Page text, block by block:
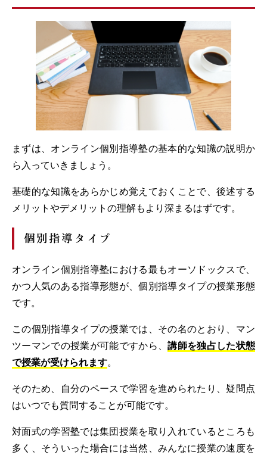
まずは、オンライン個別指導塾の基本的な知識の説明か
ら入っていきましょう。
基礎的な知識をあらかじめ覚えておくことで、後述する
メリットやデメリットの理解もより深まるはずです。
個別指導タイプ
オンライン個別指導塾における最もオーソドックスで、
かつ人気のある指導形態が、個別指導タイプの授業形態
です。
この個別指導タイプの授業では、その名のとおり、マン
ツーマンでの授業が可能ですから、講師を独占した状態
で授業が受けられます。
そのため、自分のペースで学習を進められたり、疑問点
はいつでも質問することが可能です。
対面式の学習塾では集団授業を取り入れているところも
多く、そういった場合には当然、みんなに授業の速度を